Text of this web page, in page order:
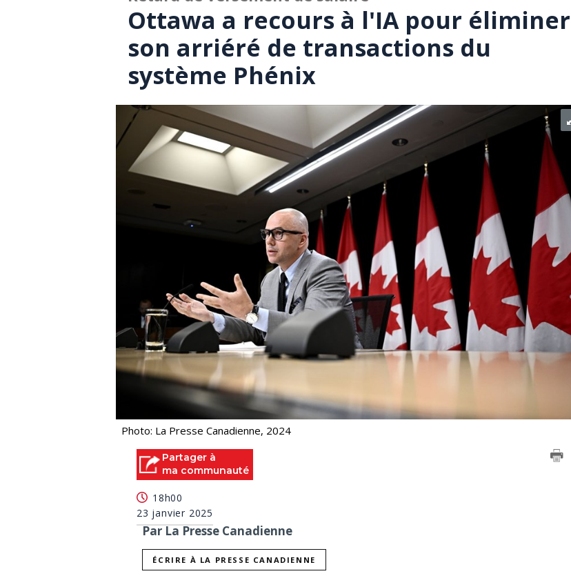
Ottawa a recours à l'IA pour éliminer
son arriéré de transactions du
système Phénix
Photo: La Presse Canadienne, 2024
Partager à
ma communauté
18h00
23 janvier 2025
Par La Presse Canadienne
ÉCRIRE À LA PRESSE CANADIENNE